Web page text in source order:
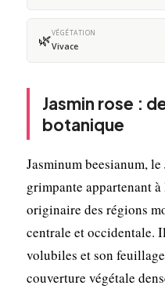
🌿VÉGÉTATION
Vivace
Jasmin rose :
botanique
Jasminum beesianum,
grimpante appartenant
originaire des régions
centrale et occidentale.
volubiles et son
couverture végétale